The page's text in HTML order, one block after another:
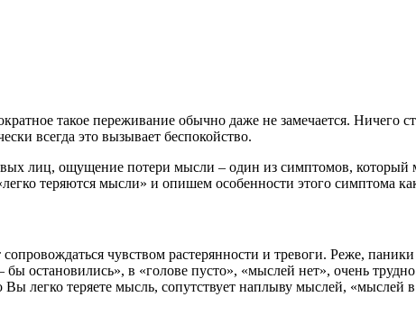
такое переживание обычно даже не замечается. Ничего
всегда это вызывает беспокойство.
лиц, ощущение потери мысли – один из симптомов, который
теряются мысли» и опишем особенности этого симптома
чувством растерянности и тревоги. Реже,
остановились», в «голове пусто», «мыслей нет», очень трудно
легко теряете мысль, сопутствует наплыву мыслей, «мыслей